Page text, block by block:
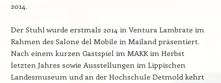
2014.
Der Stuhl wurde erstmals 2014 in Ventura Lambrate im
Rahmen des Salone del Mobile in Mailand präsentiert.
Nach einem kurzen Gastspiel im MAKK im Herbst
letzten Jahres sowie Ausstellungen im Lippischen
Landesmuseum und an der Hochschule Detmold kehrt